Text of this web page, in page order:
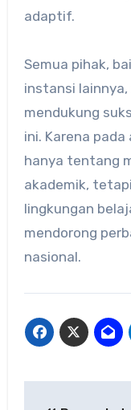
adaptif.
Semua pihak,
instansi
mendukung
ini. Karena
hanya tentang
akademik,
lingkungan
mendorong
nasional.